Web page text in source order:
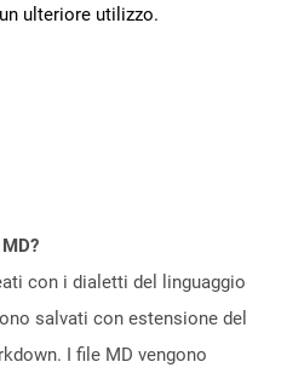
ulteriore utilizzo.
con i dialetti del linguaggio
salvati con estensione del
I file MD vengono